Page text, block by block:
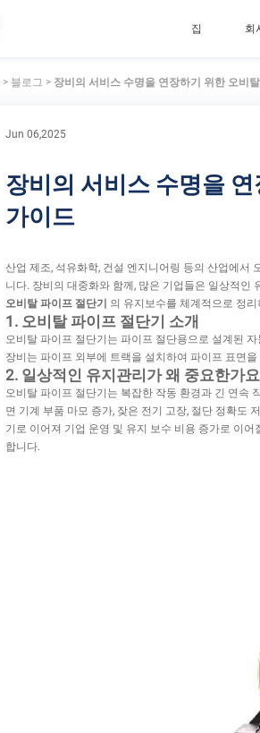
집 회
> 블로그 >장비의 서비스 수명을 연장하기 위한 오비
Jun 06,2025
장비의 서비스 수명을
가이드
산업 제조, 석유화학, 건설 엔지니어링 등의 산업에서
니다. 장비의 대중화와 함께, 많은 기업들은 일상적
오비탈 파이프 절단기
의 유지보수를 체계적으로 정
1. 오비탈 파이프 절단기 소개
오비탈 파이프 절단기는 파이프 절단용으로 설계된
장비는 파이프 외부에 트랙을 설치하여 파이프 표면
2. 일상적인 유지관리가 왜 중요한가
오비탈 파이프 절단기는 복잡한 작동 환경과 긴 연속
면 기계 부품 마모 증가, 잦은 전기 고장, 절단 정확도
기로 이어져 기업 운영 및 유지 보수 비용 증가로 이
합니다.